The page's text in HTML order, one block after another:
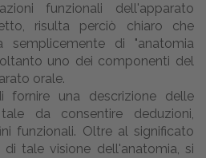
funzionali dell'apparato
risulta perciò chiaro che
semplicemente di "anatomia
uno dei componenti del
orale.
fornire una descrizione delle
da consentire deduzioni,
funzionali. Oltre al significato
tale visione dell'anatomia, si